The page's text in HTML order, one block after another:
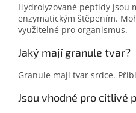
Hydrolyzované peptidy jsou
enzymatickým štěpením.
využitelné pro organismus.
Jaký mají granule tvar?
Granule mají tvar srdce.
Jsou vhodné pro citlivé